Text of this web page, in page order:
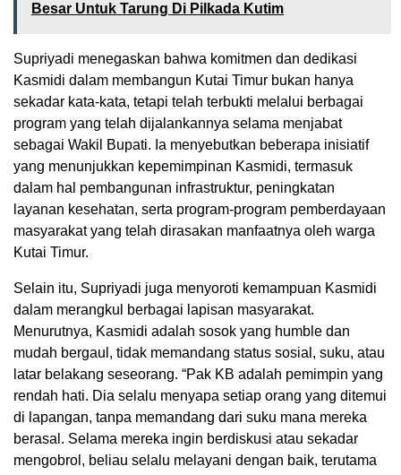
Besar Untuk Tarung Di Pilkada Kutim
Supriyadi menegaskan bahwa komitmen dan dedikasi
Kasmidi dalam membangun Kutai Timur bukan hanya
sekadar kata-kata, tetapi telah terbukti melalui berbagai
program yang telah dijalankannya selama menjabat
sebagai Wakil Bupati. Ia menyebutkan beberapa inisiatif
yang menunjukkan kepemimpinan Kasmidi, termasuk
dalam hal pembangunan infrastruktur, peningkatan
layanan kesehatan, serta program-program pemberdayaan
masyarakat yang telah dirasakan manfaatnya oleh warga
Kutai Timur.
Selain itu, Supriyadi juga menyoroti kemampuan Kasmidi
dalam merangkul berbagai lapisan masyarakat.
Menurutnya, Kasmidi adalah sosok yang humble dan
mudah bergaul, tidak memandang status sosial, suku, atau
latar belakang seseorang. “Pak KB adalah pemimpin yang
rendah hati. Dia selalu menyapa setiap orang yang ditemui
di lapangan, tanpa memandang dari suku mana mereka
berasal. Selama mereka ingin berdiskusi atau sekadar
mengobrol, beliau selalu melayani dengan baik, terutama